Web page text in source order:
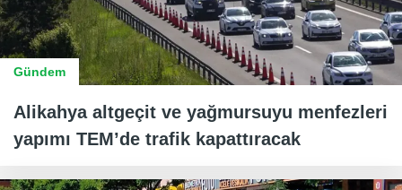
Gündem
Alikahya altgeçit ve yağmursuyu menfezleri
yapımı TEM’de trafik kapattıracak